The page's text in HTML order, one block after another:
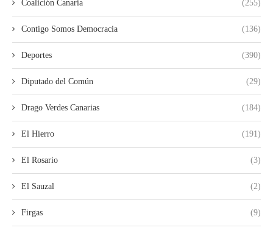
Coalición Canaria (255)
Contigo Somos Democracia (136)
Deportes (390)
Diputado del Común (29)
Drago Verdes Canarias (184)
El Hierro (191)
El Rosario (3)
El Sauzal (2)
Firgas (9)